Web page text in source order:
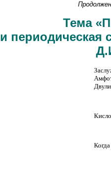
Тема
и периодическая